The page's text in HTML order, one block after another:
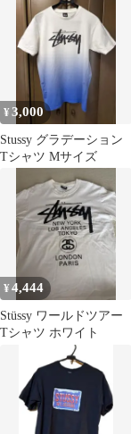
¥3,000
Stussy グラデーション
Tシャツ Mサイズ
¥4,444
Stüssy ワールドツアー
Tシャツ ホワイト